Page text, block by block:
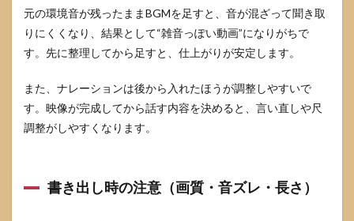
元の環境音が残ったままBGMを足すと、音が混ざって聞き取
りにくくなり、結果として“雑音っぽい動画”になりがちで
す。先に整理してから足すと、仕上がりが安定します。
また、ナレーションは後から入れたほうが調整しやすいで
す。映像が完成してから話す内容を決めると、言い直しや尺
調整がしやすくなります。
書き出し時の注意（画質・音ズレ・長さ）